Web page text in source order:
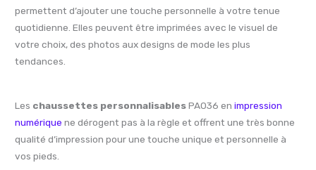
permettent d’ajouter une touche personnelle à votre tenue
quotidienne. Elles peuvent être imprimées avec le visuel de
votre choix, des photos aux designs de mode les plus
tendances.
Les chaussettes personnalisablesPA036 enimpression
numérique ne dérogent pas à la règle et offrent une très bonne
qualité d’impression pour une touche unique et personnelle à
vos pieds.